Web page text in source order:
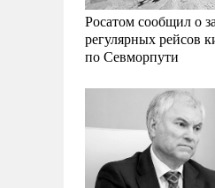
Росатом сообщил о
регулярных рейсов
по Севморпути